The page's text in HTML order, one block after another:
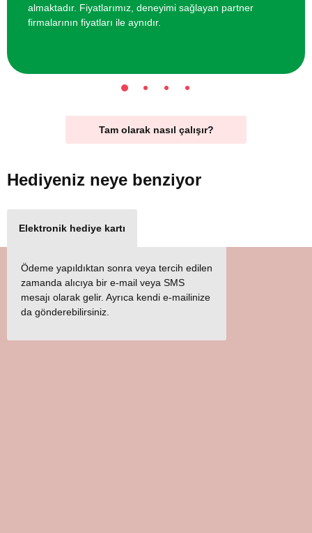
almaktadır. Fiyatlarımız, deneyimi sağlayan partner
firmalarının fiyatları ile aynıdır.
Tam olarak nasıl çalışır?
Hediyeniz neye benziyor
Elektronik hediye kartı
Ödeme yapıldıktan sonra veya tercih edilen
zamanda alıcıya bir e-mail veya SMS
mesajı olarak gelir. Ayrıca kendi e-mailinize
da gönderebilirsiniz.